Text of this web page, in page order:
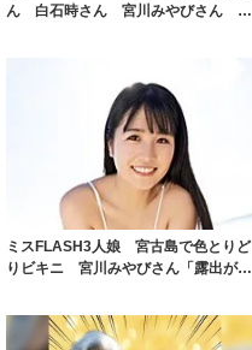
ん 白石時さん 宮川みやびさん 純
ミスFLASH3人娘 宮古島で色とりど
りビキニ 宮川みやびさん「露出が見